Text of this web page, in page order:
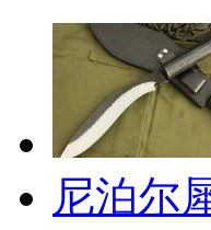
尼泊尔